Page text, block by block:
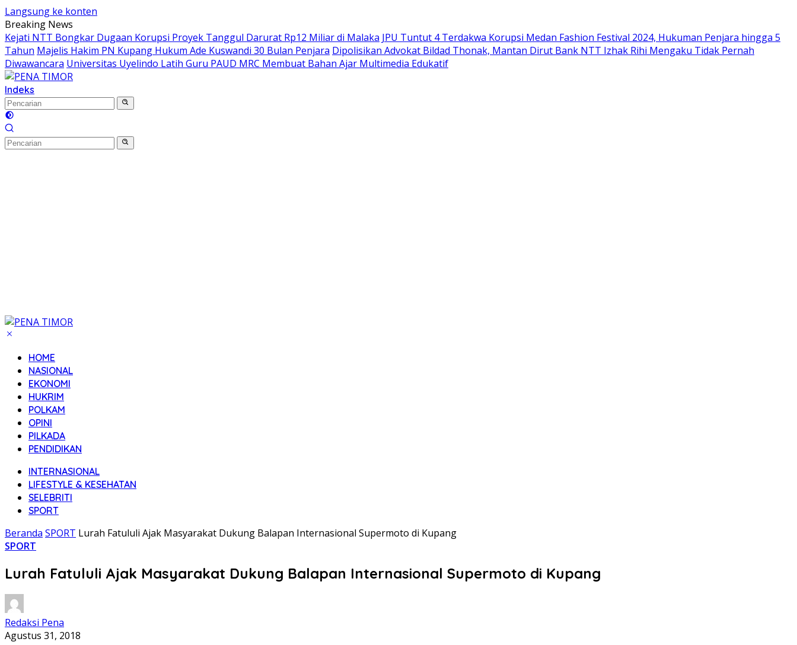
Langsung ke konten
Breaking News
Kejati NTT Bongkar Dugaan Korupsi Proyek Tanggul Darurat Rp12 Miliar di Malaka JPU Tuntut 4 Terdakwa Korupsi Medan Fashion Festival 2024, Hukuman Penjara hingga 5
Tahun Majelis Hakim PN Kupang Hukum Ade Kuswandi 30 Bulan Penjara Dipolisikan Advokat Bildad Thonak, Mantan Dirut Bank NTT Izhak Rihi Mengaku Tidak Pernah
Diwawancara Universitas Uyelindo Latih Guru PAUD MRC Membuat Bahan Ajar Multimedia Edukatif
Indeks
HOME
NASIONAL
EKONOMI
HUKRIM
POLKAM
OPINI
PILKADA
PENDIDIKAN
INTERNASIONAL
LIFESTYLE & KESEHATAN
SELEBRITI
SPORT
Beranda SPORT Lurah Fatululi Ajak Masyarakat Dukung Balapan Internasional Supermoto di Kupang
SPORT
Lurah Fatululi Ajak Masyarakat Dukung Balapan Internasional Supermoto di Kupang
Redaksi Pena
Agustus 31, 2018